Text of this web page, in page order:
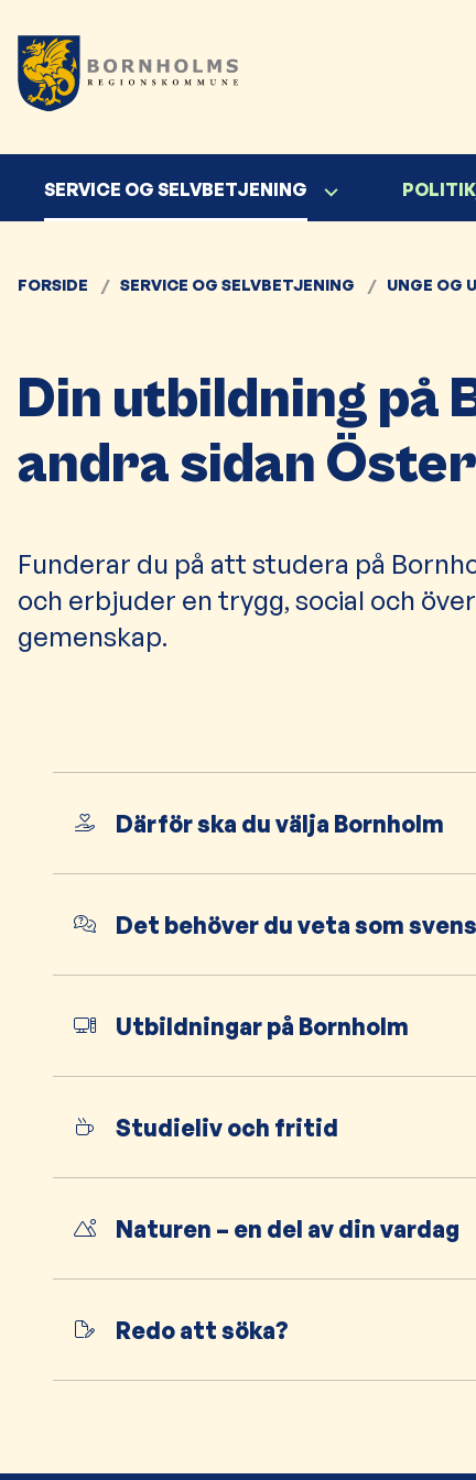
SERVICE OG SELVBETJENING
FORSIDE SERVICE OG SELVBETJENING UNGE OG
Din utbildning på
andra sidan
Funderar du på att studera på
och erbjuder en trygg, social och
gemenskap.
Därför ska du välja Bornholm
Det behöver du veta som
Utbildningar på Bornholm
Studieliv och fritid
Naturen – en del av din vardag
Redo att söka?